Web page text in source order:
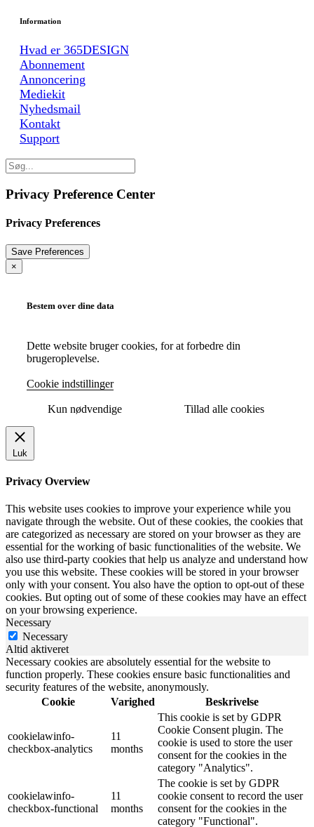
Information
Hvad er 365DESIGN
Abonnement
Annoncering
Mediekit
Nyhedsmail
Kontakt
Support
Privacy Preference Center
Privacy Preferences
×
Bestem over dine data
Dette website bruger cookies, for at forbedre din
brugeroplevelse.
Cookie indstillinger
Kun nødvendige Tillad alle cookies
Luk
Privacy Overview
This website uses cookies to improve your experience while you
navigate through the website. Out of these cookies, the cookies that
are categorized as necessary are stored on your browser as they are
essential for the working of basic functionalities of the website. We
also use third-party cookies that help us analyze and understand how
you use this website. These cookies will be stored in your browser
only with your consent. You also have the option to opt-out of these
cookies. But opting out of some of these cookies may have an effect
on your browsing experience.
Necessary
Necessary
Altid aktiveret
Necessary cookies are absolutely essential for the website to
function properly. These cookies ensure basic functionalities and
security features of the website, anonymously.
Cookie
Varighed Beskrivelse
cookielawinfo-
checkbox-analytics
11
months
This cookie is set by GDPR
Cookie Consent plugin. The
cookie is used to store the user
consent for the cookies in the
category "Analytics".
cookielawinfo-
checkbox-functional
11
months
The cookie is set by GDPR
cookie consent to record the user
consent for the cookies in the
category "Functional".